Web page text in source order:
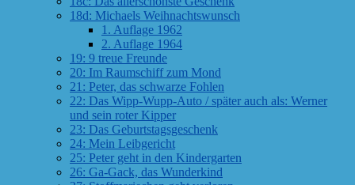
18d: Michaels Weihnachtswunsch
1. Auflage 1962
2. Auflage 1964
19: 9 treue Freunde
20: Im Raumschiff zum Mond
21: Peter, das schwarze Fohlen
22: Das Wipp-Wupp-Auto / später auch als: Werner
und sein roter Kipper
23: Das Geburtstagsgeschenk
24: Mein Leibgericht
25: Peter geht in den Kindergarten
26: Ga-Gack, das Wunderkind